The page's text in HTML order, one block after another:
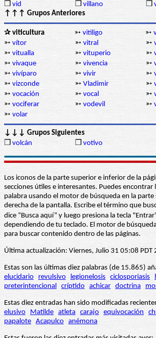
❒ vid ❒ villano ❒
↑↑↑ Grupos Anteriores
✰ viticultura ➳ vitiligo ➳
➳ vítor ➳ vitral ➳
➳ vitualla ➳ vituperio ➳
➳ vivaque ➳ vivencia ➳
➳ vivíparo ➳ vivir ➳
➳ vizconde ➳ Vladimir ➳
➳ vocación ➳ vocal ➳
➳ vociferar ➳ vodevil ➳
➳ volar
↓↓↓ Grupos Siguientes
❒ volcán ❒ votivo
Los iconos de la parte superior e inferior de la
secciones útiles e interesantes. Puedes encontrar
palabra usando el motor de búsqueda en la
derecha de la pantalla. Escribe el término que
dice “Busca aquí” y luego presiona la tecla
dependiendo de tu teclado. El motor de
para buscar contenido dentro de las páginas.
Última actualización: Viernes, Julio 31 05:08 PDT
Estas son las últimas diez palabras (de 15.865)
elucidario
revulsivo legionelosis ciclosporiasis
preterintencional críptido achicar doctrina
Estas diez entradas han sido modificadas
elusivo
Matilde atleta carajo equivocación
papalote Acapulco anémona